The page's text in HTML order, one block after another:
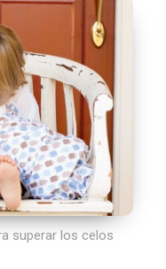
superar los celos